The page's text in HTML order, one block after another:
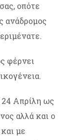
οπότε
ανάδρομος
φέρνει
24 Απρίλη ως
αλλά και ο
με